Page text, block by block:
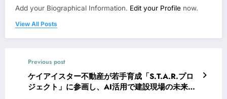
Add your Biographical Information. Edit your Profile now.
View All Posts
Previous post
ケイアイスター不動産が若手育成「S.T.A.R.プロ
ジェクト」に参画し、AI活用で建設現場の未来を